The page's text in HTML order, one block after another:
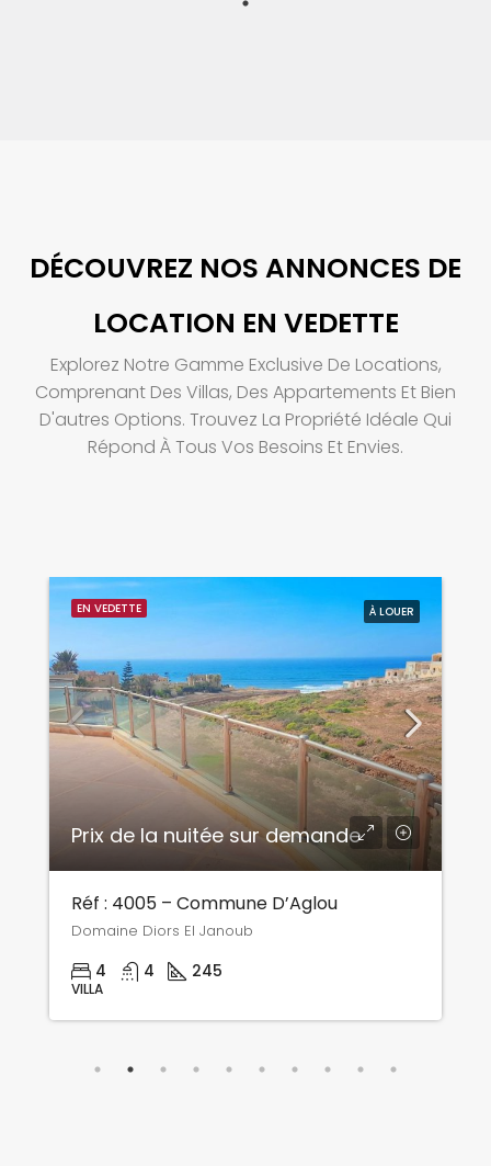
DÉCOUVREZ NOS ANNONCES DE
LOCATION EN VEDETTE
Explorez Notre Gamme Exclusive De Locations,
Comprenant Des Villas, Des Appartements Et Bien
D'autres Options. Trouvez La Propriété Idéale Qui
Répond À Tous Vos Besoins Et Envies.
EN VEDETTE À LOUER
Prix 2500,00Dh/la nuitée
Réf : 4004 – Commune D’Aglou
Domaine Diors El Janoub
3 3 220
VILLA